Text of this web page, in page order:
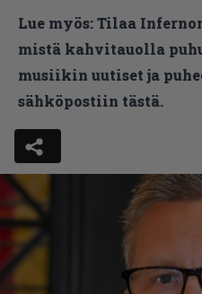
Lue myös:Tilaa
mistä kahvitauolla
musiikin uutiset ja
sähköpostiin tästä.